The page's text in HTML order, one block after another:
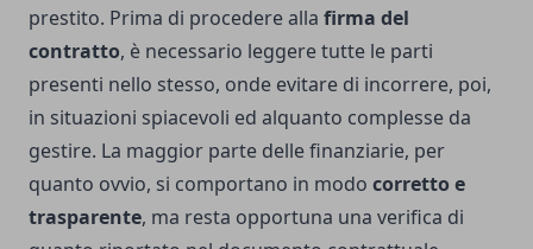
prestito. Prima di procedere alla firma del
contratto, è necessario leggere tutte le parti
presenti nello stesso, onde evitare di incorrere, poi,
in situazioni spiacevoli ed alquanto complesse da
gestire. La maggior parte delle finanziarie, per
quanto ovvio, si comportano in modo corretto e
trasparente, ma resta opportuna una verifica di